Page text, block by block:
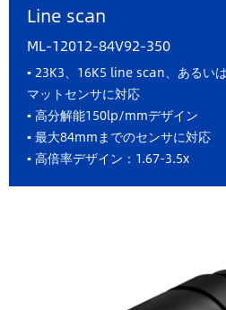
Line scan
ML-12012-84V92-350
▪ 23K3、16K5 line scan、あるい
マットセンサに対応
▪ 高分解能150lp/mmデザイン
▪ 最大84mmまでのセンサに対応
▪ 高倍率デザイン：1.67-3.5x